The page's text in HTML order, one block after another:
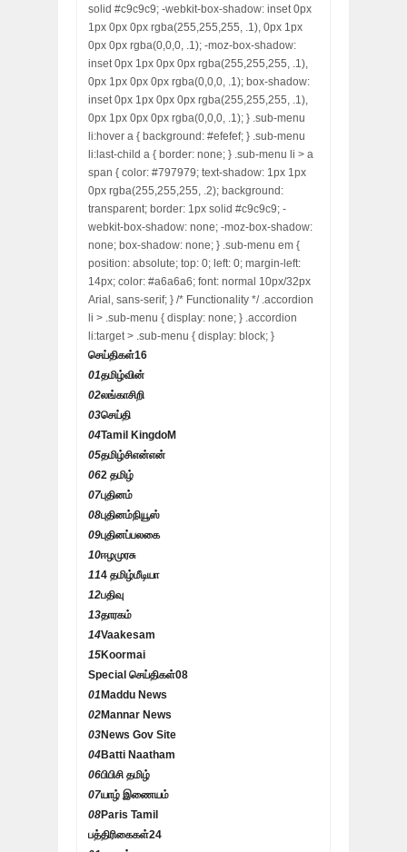
solid #c9c9c9; -webkit-box-shadow: inset 0px
1px 0px 0px rgba(255,255,255, .1), 0px 1px
0px 0px rgba(0,0,0, .1); -moz-box-shadow:
inset 0px 1px 0px 0px rgba(255,255,255, .1),
0px 1px 0px 0px rgba(0,0,0, .1); box-shadow:
inset 0px 1px 0px 0px rgba(255,255,255, .1),
0px 1px 0px 0px rgba(0,0,0, .1); } .sub-menu
li:hover a { background: #efefef; } .sub-menu
li:last-child a { border: none; } .sub-menu li > a
span { color: #797979; text-shadow: 1px 1px
0px rgba(255,255,255, .2); background:
transparent; border: 1px solid #c9c9c9; -
webkit-box-shadow: none; -moz-box-shadow:
none; box-shadow: none; } .sub-menu em {
position: absolute; top: 0; left: 0; margin-left:
14px; color: #a6a6a6; font: normal 10px/32px
Arial, sans-serif; } /* Functionality */ .accordion
li > .sub-menu { display: none; } .accordion
li:target > .sub-menu { display: block; }
செய்திகள்16
01தமிழ்வின்
02லங்காசிறி
03செய்தி
04Tamil KingdoM
05தமிழ்சிஎன்என்
062 தமிழ்
07புதினம்
08புதினம்நியூஸ்
09புதினப்பலகை
10ஈழமுரசு
114 தமிழ்மீடியா
12பதிவு
13தாரகம்
14Vaakesam
15Koormai
Special செய்திகள்08
01 Maddu News
02Mannar News
03News Gov Site
04Batti Naatham
06பிபிசி தமிழ்
07யாழ் இணையம்
08Paris Tamil
பத்திரிகைகள்24